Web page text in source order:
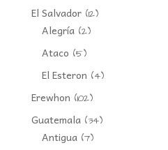
El Salvador(12)
Alegría(2)
Ataco (5)
El Esteron (4)
Erewhon (102)
Guatemala(34)
Antigua(7)